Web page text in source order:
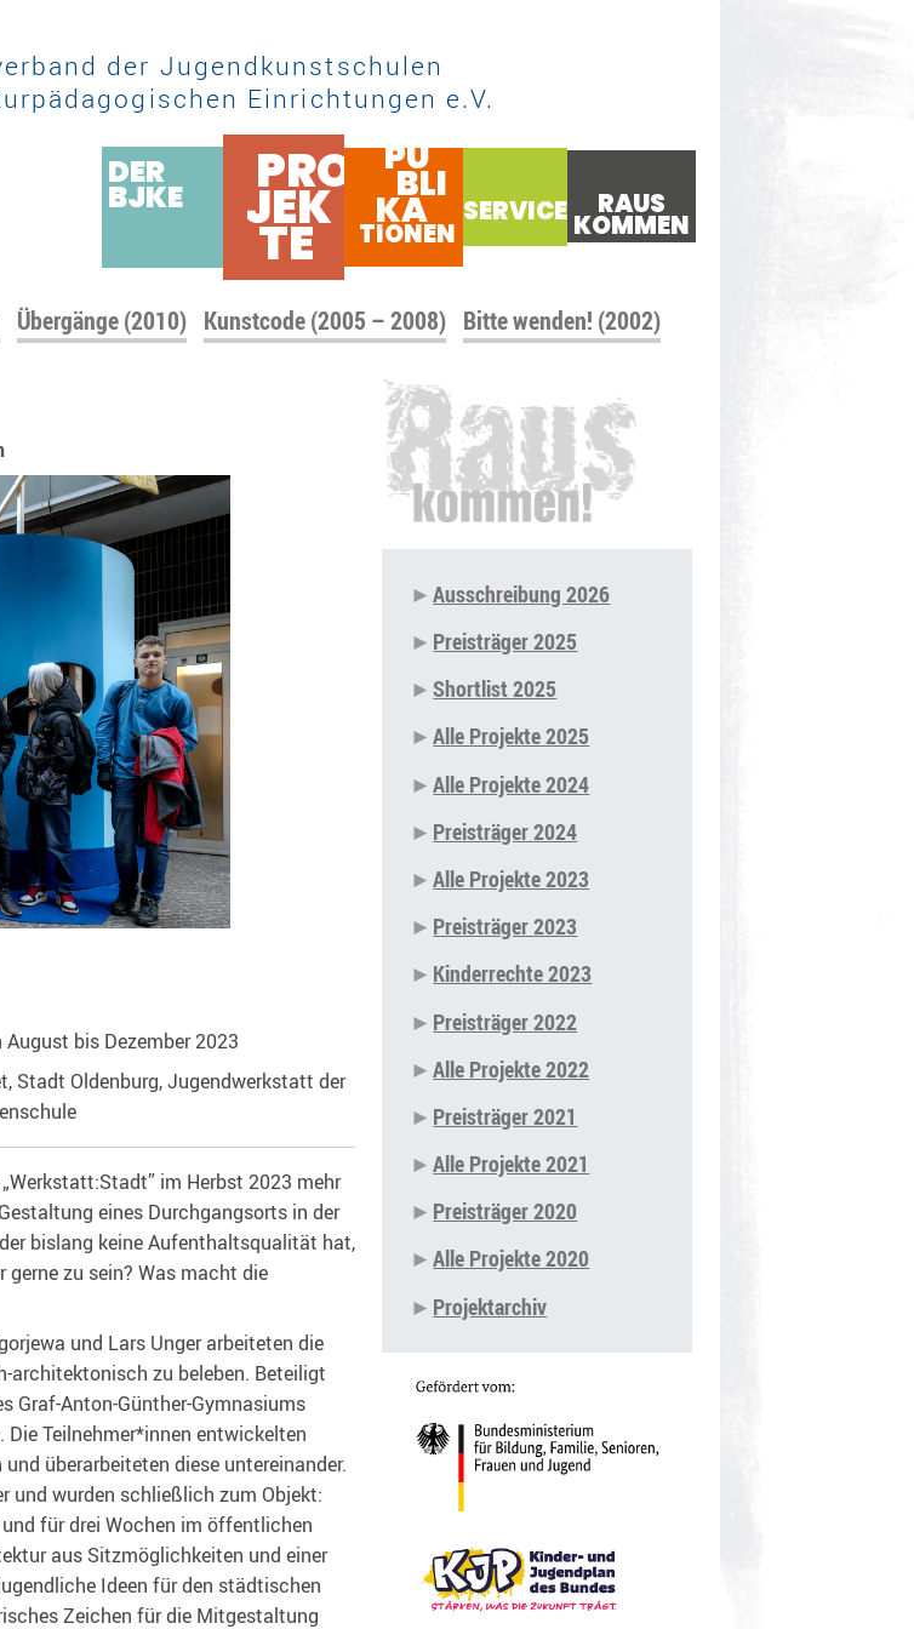
der Jugendkunstschulen
Einrichtungen e.V.
DER
BJKE PRO
JEK
TE
PU
BLI
KA
TIONEN
SERVICE RAUS
KOMMEN
Übergänge (2010) Kunstcode (2005 – 2008) Bitte wenden! (2002)
bis Dezember 2023
Stadt Oldenburg, Jugendwerkstatt der
im Herbst 2023 mehr
eines Durchgangsorts in der
bislang keine Aufenthaltsqualität hat,
gerne zu sein? Was macht die
und Lars Unger arbeiteten die
architektonisch zu beleben. Beteiligt
Graf-Anton-Günther-Gymnasiums
Teilnehmer*innen entwickelten
überarbeiteten diese untereinander.
und wurden schließlich zum Objekt:
für drei Wochen im öffentlichen
aus Sitzmöglichkeiten und einer
Ideen für den städtischen
Zeichen für die Mitgestaltung
überspringen
Ausschreibung 2026
Preisträger 2025
Shortlist 2025
Alle Projekte 2025
Alle Projekte 2024
Preisträger 2024
Alle Projekte 2023
Preisträger 2023
Kinderrechte 2023
Preisträger 2022
Alle Projekte 2022
Preisträger 2021
Alle Projekte 2021
Preisträger 2020
Alle Projekte 2020
Projektarchiv